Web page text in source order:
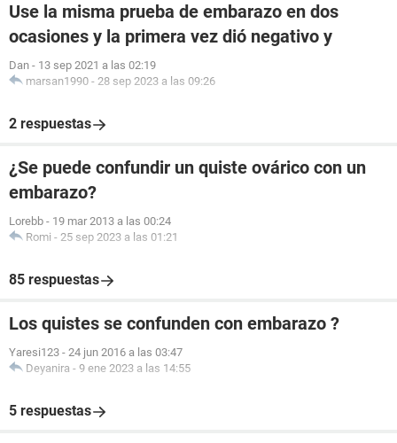
Use la misma prueba de embarazo en dos
ocasiones y la primera vez dió negativo y
Dan - 13 sep 2021 a las 02:19
marsan1990 - 28 sep 2023 a las 09:26
2 respuestas
¿Se puede confundir un quiste ovárico con un
embarazo?
Lorebb - 19 mar 2013 a las 00:24
Romi - 25 sep 2023 a las 01:21
85 respuestas
Los quistes se confunden con embarazo ?
Yaresi123 - 24 jun 2016 a las 03:47
Deyanira - 9 ene 2023 a las 14:55
5 respuestas